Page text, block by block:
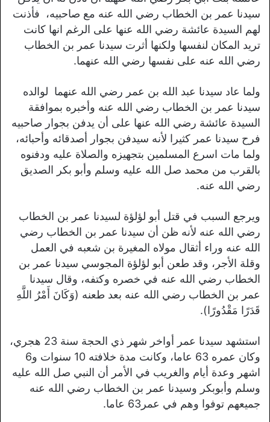
سيدنا عمر بن الخطاب رضي الله عنه مع صاحبيه، فأذنت
لهم السيدة عائشة رضي الله عنها على الرغم انها كانت
تريد المكان لنفسها ولكنها أثرت سيدنا عمر بن الخطاب
رضي الله عنه على نفسها رضي الله عنهما.
ولما عاد سيدنا عبد الله بن عمر رضي الله عنهما لوالده
سيدنا عمر بن الخطاب رضي الله عنه وأخبره بموافقة
السيدة عائشة رضي الله عنها على أن يدفن بجوار صاحبيه
فرح سيدنا عمر كثيرا لأنه سيدفن بجوار أصدقائه وأحبائه،
ولما مات اسرع المسلمين بتجهيزه والصلاة عليه ودفنوه
بالقرب من محمد صل الله عليه وسلم وأبو بكر الصديق
رضي الله عنه.
ويرجع السبب في قتل أبو لؤلؤة لسيدنا عمر بن الخطاب
رضي الله عنه لأنه ظن أن سيدنا عمر بن الخطاب رضي
الله عنه وراء أثقال مولاه المغيرة بن شعبه في العمل
وقلة الأجر، وقد طعن أبو لؤلؤة المجوسي سيدنا عمر بن
الخطاب رضي الله عنه في خصره وكتفه، وقال سيدنا
عمر بن الخطاب رضي الله عنه بعد طعنه (وَكَانَ أَمْرُ اللَّهِ
قَدَرًا مَقْدُورًا).
استشهد سيدنا عمر أواخر شهر ذي الحجة سنة 23 هجري،
وكان عمره 63 عاما، وكانت مدة خلافته 10 سنوات و6
اشهر وعدة أيام والغريب في الأمر أن النبي صل الله عليه
وسلم وأبوبكر وسيدنا عمر بن الخطاب رضي الله عنه
جميعهم توفوا وهم في عمر63 عاما.